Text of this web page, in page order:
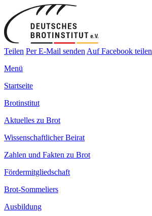
Teilen Per E-Mail senden Auf Facebook teilen
Menü
Startseite
Brotinstitut
Aktuelles zu Brot
Wissenschaftlicher Beirat
Zahlen und Fakten zu Brot
Fördermitgliedschaft
Brot-Sommeliers
Ausbildung